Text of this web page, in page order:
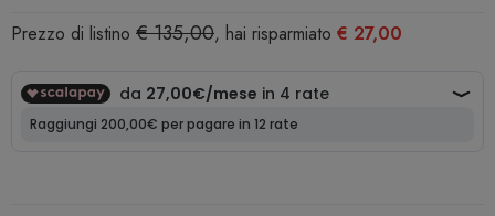
Prezzo di listino € 135,00, hai risparmiato € 27,00